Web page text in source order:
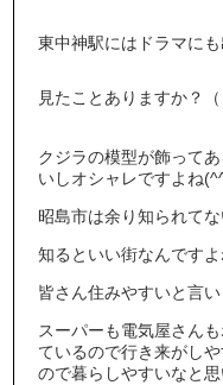
東中神駅にはドラマに
見たことありますか？（
クジラの模型が飾って
いしオシャレですよね
昭島市は余り知られてな
知るといい街なんです
皆さん住みやすいと言い
スーパーも電気屋さん
ているので行き来がし
ので暮らしやすいなと